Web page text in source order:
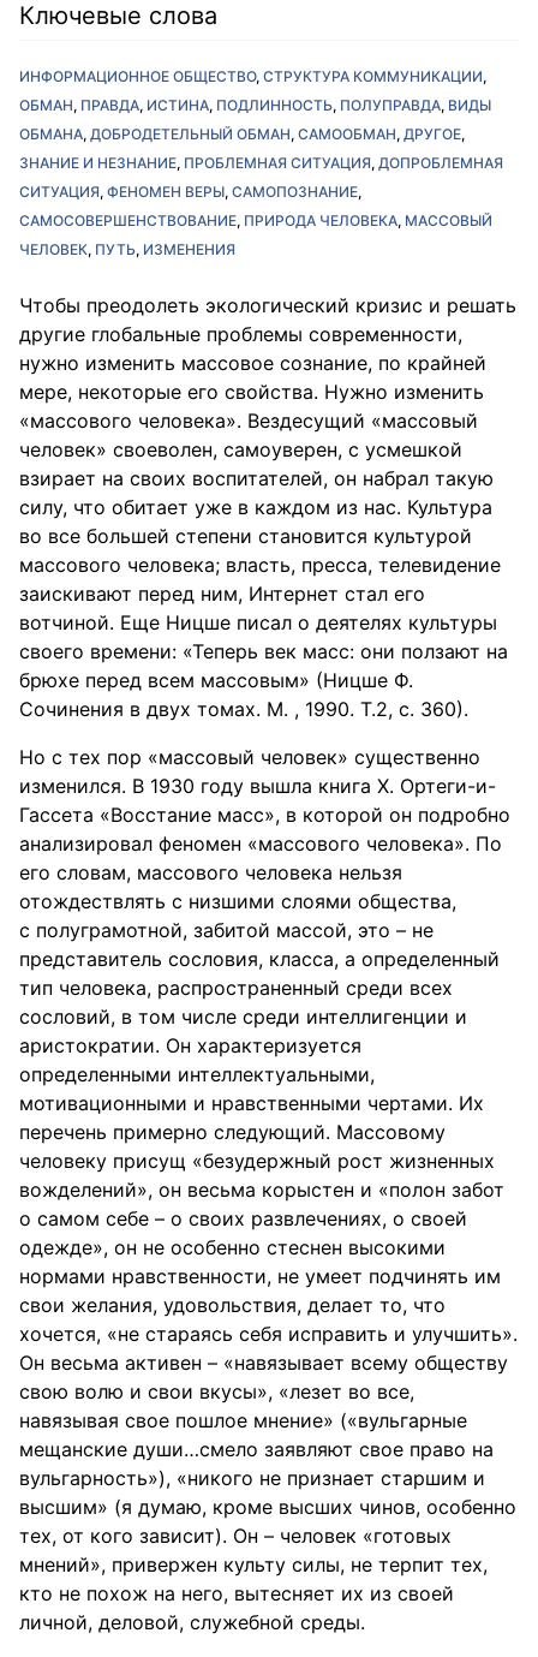
Ключевые слова
ИНФОРМАЦИОННОЕ ОБЩЕСТВО СТРУКТУРА КОММУНИКАЦИИ
ОБМАН ПРАВДА ИСТИНА ПОДЛИННОСТЬ ПОЛУПРАВДА ВИДЫ
ОБМАНА ДОБРОДЕТЕЛЬНЫЙ ОБМАН САМООБМАН ДРУГОЕ
ЗНАНИЕ И НЕЗНАНИЕ ПРОБЛЕМНАЯ СИТУАЦИЯ ДОПРОБЛЕМНАЯ
СИТУАЦИЯ ФЕНОМЕН ВЕРЫ САМОПОЗНАНИЕ
САМОСОВЕРШЕНСТВОВАНИЕ ПРИРОДА ЧЕЛОВЕКА МАССОВЫЙ
ЧЕЛОВЕК ПУТЬ ИЗМЕНЕНИЯ
Чтобы преодолеть экологический кризис и решать
другие глобальные проблемы современности,
нужно изменить массовое сознание, по крайней
мере, некоторые его свойства. Нужно изменить
«массового человека». Вездесущий «массовый
человек» своеволен, самоуверен, с усмешкой
взирает на своих воспитателей, он набрал такую
силу, что обитает уже в каждом из нас. Культура
во все большей степени становится культурой
массового человека; власть, пресса, телевидение
заискивают перед ним, Интернет стал его
вотчиной. Еще Ницше писал о деятелях культуры
своего времени: «Теперь век масс: они ползают на
брюхе перед всем массовым» (Ницше Ф.
Сочинения в двух томах. М. , 1990. Т.2, с. 360).
Но с тех пор «массовый человек» существенно
изменился. В 1930 году вышла книга Х. Ортеги-и-
Гассета «Восстание масс», в которой он подробно
анализировал феномен «массового человека». По
его словам, массового человека нельзя
отождествлять с низшими слоями общества,
с полуграмотной, забитой массой, это – не
представитель сословия, класса, а определенный
тип человека, распространенный среди всех
сословий, в том числе среди интеллигенции и
аристократии. Он характеризуется
определенными интеллектуальными,
мотивационными и нравственными чертами. Их
перечень примерно следующий. Массовому
человеку присущ «безудержный рост жизненных
вожделений», он весьма корыстен и «полон забот
о самом себе – о своих развлечениях, о своей
одежде», он не особенно стеснен высокими
нормами нравственности, не умеет подчинять им
свои желания, удовольствия, делает то, что
хочется, «не стараясь себя исправить и улучшить».
Он весьма активен – «навязывает всему обществу
свою волю и свои вкусы», «лезет во все,
навязывая свое пошлое мнение» («вульгарные
мещанские души…смело заявляют свое право на
вульгарность»), «никого не признает старшим и
высшим» (я думаю, кроме высших чинов, особенно
тех, от кого зависит). Он – человек «готовых
мнений», привержен культу силы, не терпит тех,
кто не похож на него, вытесняет их из своей
личной, деловой, служебной среды.